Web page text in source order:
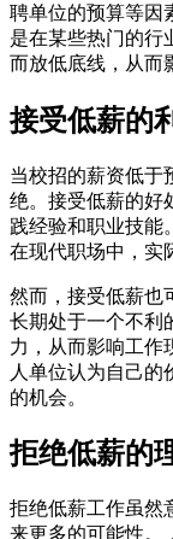
聘单位的预算等因
是在某些热门的行
而放低底线，从而
接受低薪的
当校招的薪资低于
绝。接受低薪的好
践经验和职业技能
在现代职场中，实
然而，接受低薪也
长期处于一个不利
力，从而影响工作
人单位认为自己的
的机会。
拒绝低薪的
拒绝低薪工作虽然
来更多的可能性。